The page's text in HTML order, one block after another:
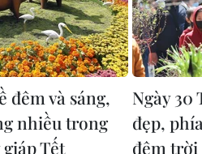
đêm và sáng,
nhiều trong
Tết
Ngày 30
đẹp,
đêm